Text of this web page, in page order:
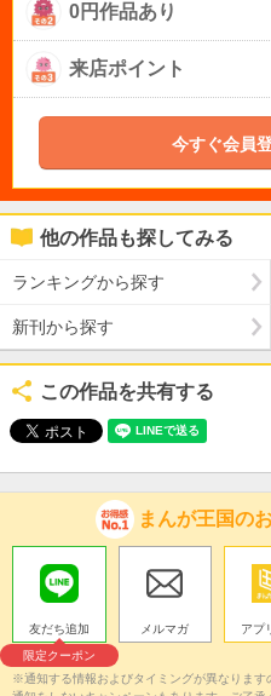
0円作品あり
来店ポイント
今すぐ会員
他の作品も探してみる
ランキングから探す
新刊から探す
この作品を共有する
まんが王国の
友だち追加
限定クーポン
メルマガ アプ
※通知する情報およびタイミングが異なりま